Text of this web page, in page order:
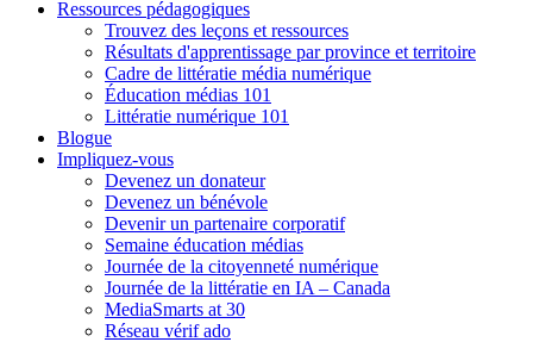
Ressources pédagogiques
Trouvez des leçons et ressources
Résultats d'apprentissage par province et territoire
Cadre de littératie média numérique
Éducation médias 101
Littératie numérique 101
Blogue
Impliquez-vous
Devenez un donateur
Devenez un bénévole
Devenir un partenaire corporatif
Semaine éducation médias
Journée de la citoyenneté numérique
Journée de la littératie en IA – Canada
MediaSmarts at 30
Réseau vérif ado